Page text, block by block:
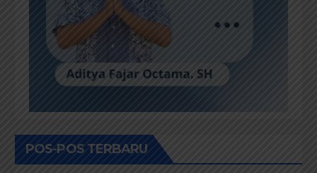
POS-POS TERBARU